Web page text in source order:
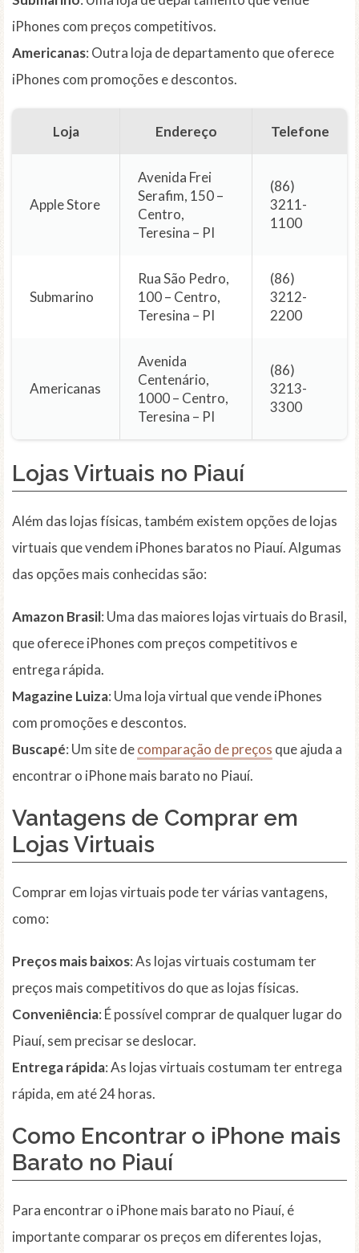
iPhones com preços competitivos.
Americanas: Outra loja de departamento que oferece
iPhones com promoções e descontos.
Loja Endereço Telefone
Apple Store
Avenida Frei
Serafim, 150 –
Centro,
Teresina – PI
(86)
3211-
1100
Submarino
Rua São Pedro,
100 – Centro,
Teresina – PI
(86)
3212-
2200
Americanas
Avenida
Centenário,
1000 – Centro,
Teresina – PI
(86)
3213-
3300
Lojas Virtuais no Piauí
Além das lojas físicas, também existem opções de lojas
virtuais que vendem iPhones baratos no Piauí. Algumas
das opções mais conhecidas são:
Amazon Brasil: Uma das maiores lojas virtuais do Brasil,
que oferece iPhones com preços competitivos e
entrega rápida.
Magazine Luiza: Uma loja virtual que vende iPhones
com promoções e descontos.
Buscapé: Um site decomparação de preços que ajuda a
encontrar o iPhone mais barato no Piauí.
Vantagens de Comprar em
Lojas Virtuais
Comprar em lojas virtuais pode ter várias vantagens,
como:
Preços mais baixos: As lojas virtuais costumam ter
preços mais competitivos do que as lojas físicas.
Conveniência: É possível comprar de qualquer lugar do
Piauí, sem precisar se deslocar.
Entrega rápida: As lojas virtuais costumam ter entrega
rápida, em até 24 horas.
Como Encontrar o iPhone mais
Barato no Piauí
Para encontrar o iPhone mais barato no Piauí, é
importante comparar os preços em diferentes lojas,